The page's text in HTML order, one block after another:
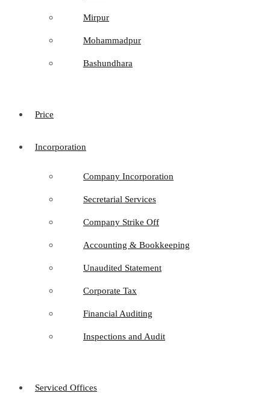
Mirpur
Mohammadpur
Bashundhara
Price
Incorporation
Company Incorporation
Secretarial Services
Company Strike Off
Accounting & Bookkeeping
Unaudited Statement
Corporate Tax
Financial Auditing
Inspections and Audit
Serviced Offices